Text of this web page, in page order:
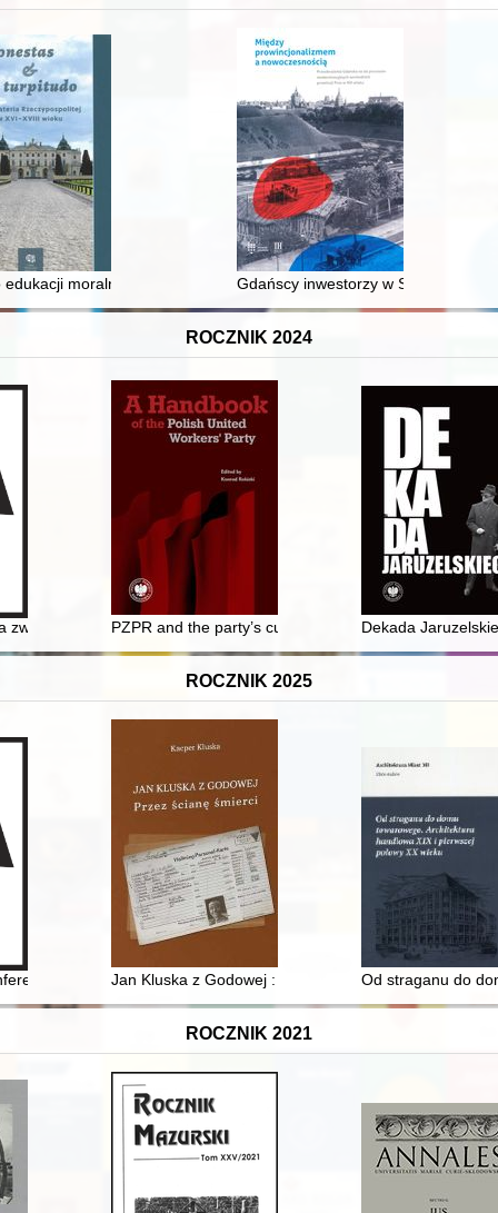
edukacji moralnej synów szlacheckich w XVI-wiecznej
Gdańscy inwestorzy w Sopocie :
ROCZNIK 2024
wykorzystanie
zwierzchność nad księstwem pruskim?
PZPR and the party’s cultural policy Dekada
ROCZNIK 2025
naukowej "Poza. Historie kobiet znikających z nauki-sztuki-
Jan Kluska z Godowej : przez ścianę śmierci
Od straganu do
ROCZNIK 2021